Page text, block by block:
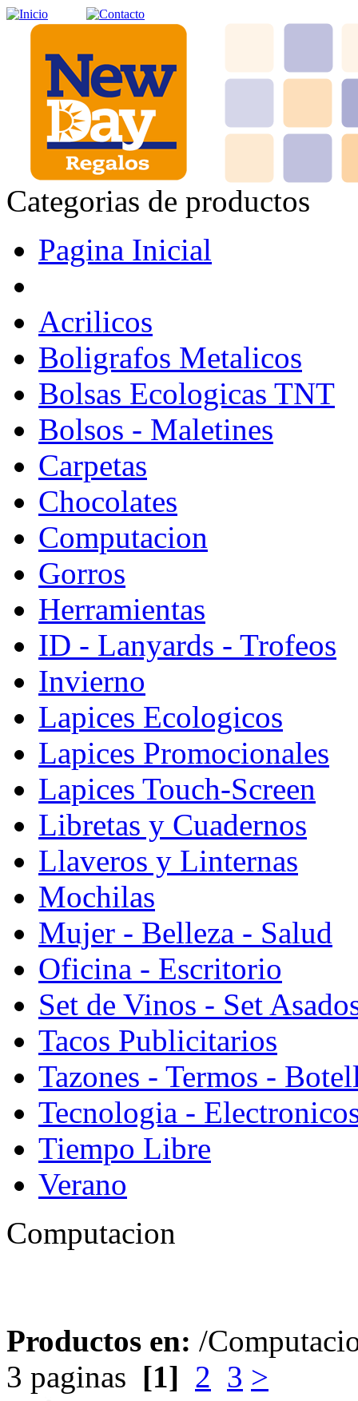
Categorias de productos
Pagina Inicial
Acrilicos
Boligrafos Metalicos
Bolsas Ecologicas TNT
Bolsos - Maletines
Carpetas
Chocolates
Computacion
Gorros
Herramientas
ID - Lanyards - Trofeos
Invierno
Lapices Ecologicos
Lapices Promocionales
Lapices Touch-Screen
Libretas y Cuadernos
Llaveros y Linternas
Mochilas
Mujer - Belleza - Salud
Oficina - Escritorio
Set de Vinos - Set
Tacos Publicitarios
Tazones - Termos -
Tecnologia -
Tiempo Libre
Verano
Computacion
Productos en: /
3 paginas [1] 2 3 >